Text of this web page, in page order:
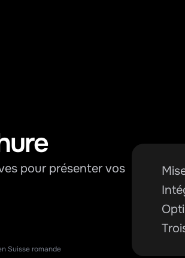
pour présenter vos
Suisse romande